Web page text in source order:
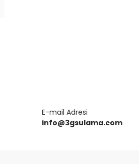
E-mail Adresi
info@3gsulama.com